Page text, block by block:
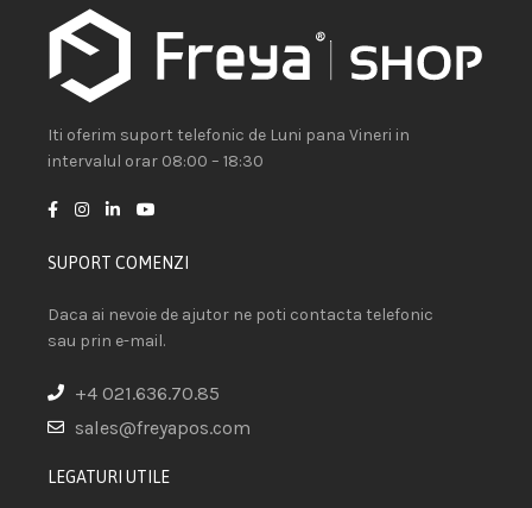
Iti oferim suport telefonic de Luni pana Vineri in
intervalul orar 08:00 – 18:30
SUPORT COMENZI
Daca ai nevoie de ajutor ne poti contacta telefonic
sau prin e-mail.
+4 021.636.70.85
sales@freyapos.com
LEGATURI UTILE